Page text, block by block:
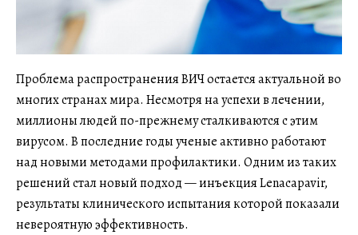
Проблема распространения ВИЧ остается актуальной во
многих странах мира. Несмотря на успехи в лечении,
миллионы людей по-прежнему сталкиваются с этим
вирусом. В последние годы ученые активно работают
над новыми методами профилактики. Одним из таких
решений стал новый подход — инъекция Lenacapavir,
результаты клинического испытания которой показали
невероятную эффективность.